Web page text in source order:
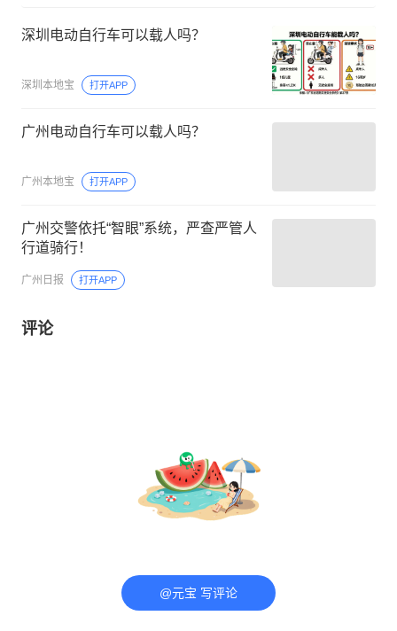
深圳电动自行车可以载人吗？
深圳本地宝 打开APP
广州电动自行车可以载人吗？
广州本地宝 打开APP
广州交警依托“智眼”系统，严查严管人
行道骑行！
广州日报 打开APP
评论
@元宝 写评论